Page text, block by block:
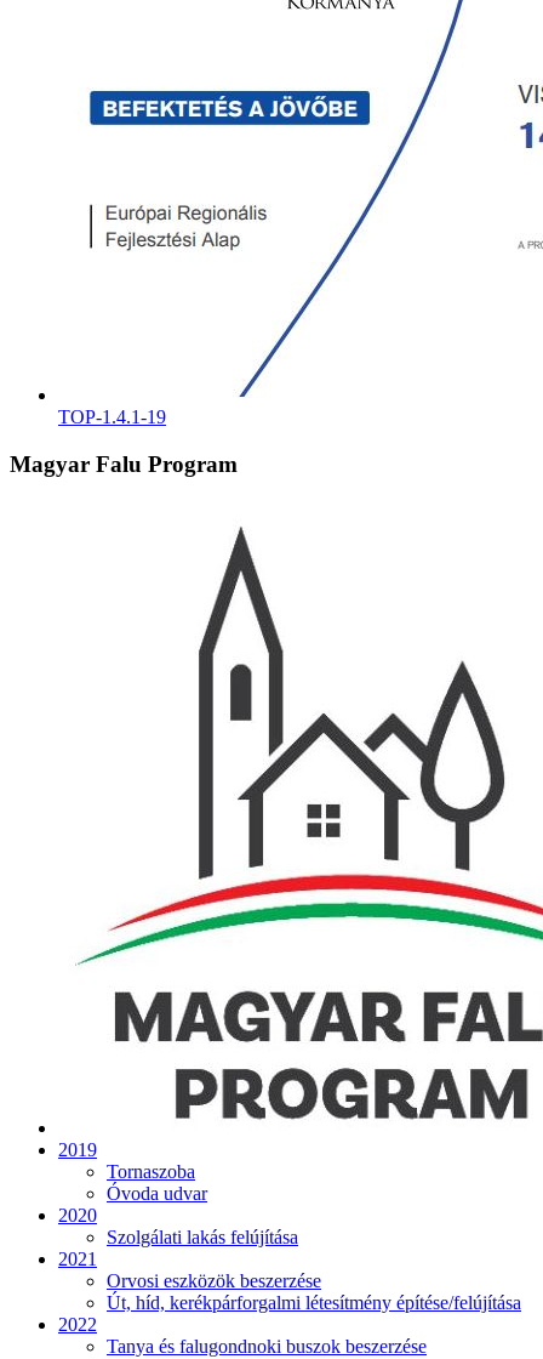
TOP-1.4.1-19
Magyar Falu Program
2019
Tornaszoba
Óvoda udvar
2020
Szolgálati lakás felújítása
2021
Orvosi eszközök beszerzése
Út, híd, kerékpárforgalmi létesítmény építése/felújítása
2022
Tanya és falugondnoki buszok beszerzése